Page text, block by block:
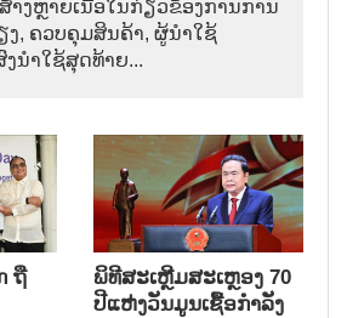
າງຫຼາຍເນື້ອໃນກ່ຽວຂ້ອງການການ
ງ, ຄວບຄຸມສິນຄ້າ, ຜູ້ນຳໃຊ້
ນຳໃຊ້ສຸດທ້າຍ...
ຖື
ພິທີສະເຫຼີມສະເຫຼອງ 70
ປີແຫ່ງວັນມູນເຊື້ອກຳລັງ